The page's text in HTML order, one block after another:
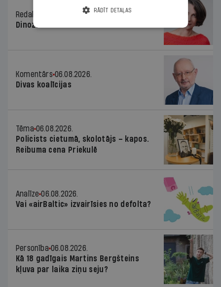
Redaktores sleja
06.08.2026.
Dinozaura triks
Komentārs 06.08.2026.
Divas koalīcijas
Tēma 06.08.2026.
Policists cietumā, skolotājs – kapos.
Reibuma cena Priekulē
Analīze 06.08.2026.
Vai «airBaltic» izvairīsies no defolta?
Personība 06.08.2026.
Kā 18 gadīgais Martins Bergšteins
kļuva par laika ziņu seju?
RĀDĪT DETAĻAS